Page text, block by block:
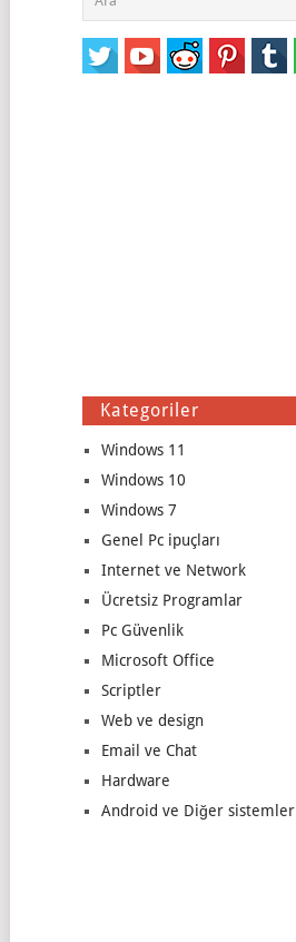
Kategoriler
Windows 11
Windows 10
Windows 7
Genel Pc ipuçları
Internet ve Network
Ücretsiz Programlar
Pc Güvenlik
Microsoft Office
Scriptler
Web ve design
Email ve Chat
Hardware
Android ve Diğer sistemler